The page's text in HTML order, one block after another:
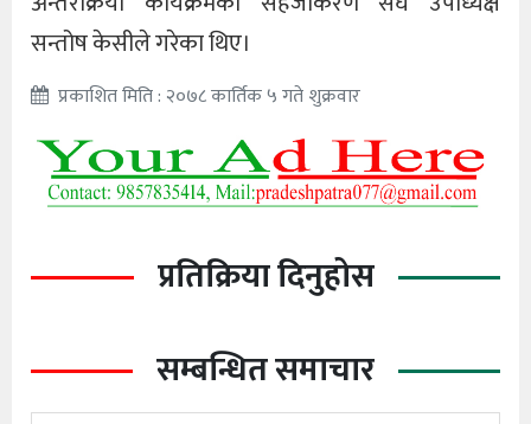
सन्तोष केसीले गरेका थिए।
प्रकाशित मिति : २०७८ कार्तिक ५ गते शुक्रवार
प्रतिक्रिया दिनुहोस
सम्बन्धित समाचार